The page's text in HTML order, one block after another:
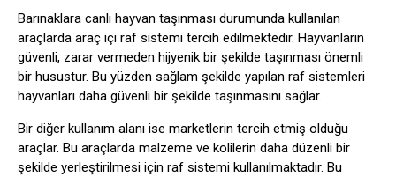
Barınaklara canlı hayvan taşınması durumunda kullanılan
araçlarda araç içi raf sistemi tercih edilmektedir. Hayvanların
güvenli, zarar vermeden hijyenik bir şekilde taşınması önemli
bir husustur. Bu yüzden sağlam şekilde yapılan raf sistemleri
hayvanları daha güvenli bir şekilde taşınmasını sağlar.
Bir diğer kullanım alanı ise marketlerin tercih etmiş olduğu
araçlar. Bu araçlarda malzeme ve kolilerin daha düzenli bir
şekilde yerleştirilmesi için raf sistemi kullanılmaktadır. Bu